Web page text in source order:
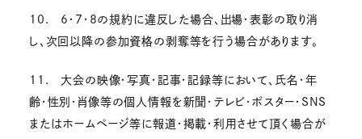
10. 6・7・8の規約に違反した場合、出場・表彰の取り消
し、次回以降の参加資格の剥奪等を行う場合があります。
11. 大会の映像・写真・記事・記録等において、氏名・年
齢・性別・肖像等の個人情報を新聞・テレビ・ポスター・SNS
またはホームページ等に報道・掲載・利用させて頂く場合が